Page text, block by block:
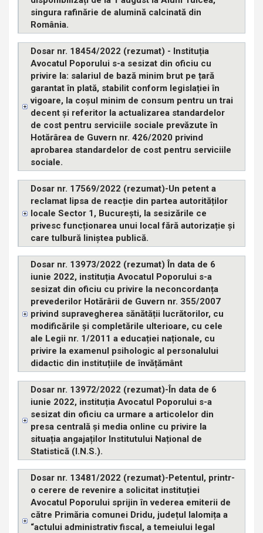
singura rafinărie de alumină calcinată din
România.
Dosar nr. 18454/2022 (rezumat) - Instituția
Avocatul Poporului s-a sesizat din oficiu cu
privire la: salariul de bază minim brut pe țară
garantat în plată, stabilit conform legislației în
vigoare, la coșul minim de consum pentru un trai
decent și referitor la actualizarea standardelor
de cost pentru serviciile sociale prevăzute în
Hotărârea de Guvern nr. 426/2020 privind
aprobarea standardelor de cost pentru serviciile
sociale.
Dosar nr. 17569/2022 (rezumat)-Un petent a
reclamat lipsa de reacție din partea autorităților
locale Sector 1, București, la sesizările ce
privesc funcționarea unui local fără autorizație și
care tulbură liniștea publică.
Dosar nr. 13973/2022 (rezumat) În data de 6
iunie 2022, instituția Avocatul Poporului s-a
sesizat din oficiu cu privire la neconcordanța
prevederilor Hotărârii de Guvern nr. 355/2007
privind supravegherea sănătății lucrătorilor, cu
modificările și completările ulterioare, cu cele
ale Legii nr. 1/2011 a educației naționale, cu
privire la examenul psihologic al personalului
didactic din instituțiile de învățământ
Dosar nr. 13972/2022 (rezumat)-În data de 6
iunie 2022, instituția Avocatul Poporului s-a
sesizat din oficiu ca urmare a articolelor din
presa centrală și media online cu privire la
situația angajaților Institutului Național de
Statistică (I.N.S.).
Dosar nr. 13481/2022 (rezumat)-Petentul, printr-
o cerere de revenire a solicitat instituției
Avocatul Poporului sprijin în vederea emiterii de
către Primăria comunei Dridu, județul Ialomița a
“actului administrativ fiscal, a temeiului legal